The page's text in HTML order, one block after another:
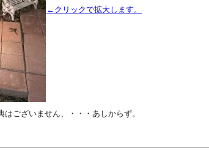
←クリックで拡大します。
ございません、・・・あしからず。